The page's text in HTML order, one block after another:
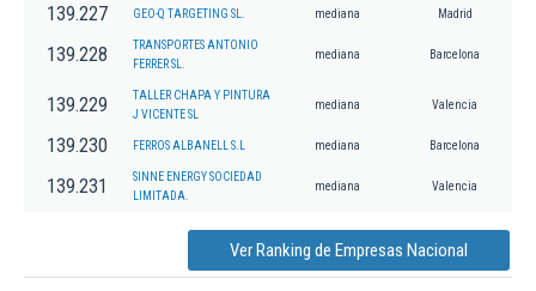
139.227 GEO-Q TARGETING SL. mediana Madrid
139.228
TRANSPORTES ANTONIO
FERRER SL.
mediana Barcelona
139.229
TALLER CHAPA Y PINTURA
J VICENTE SL
mediana Valencia
139.230 FERROS ALBANELL S.L mediana Barcelona
139.231
SINNE ENERGY SOCIEDAD
LIMITADA.
mediana Valencia
Ver Ranking de Empresas Nacional